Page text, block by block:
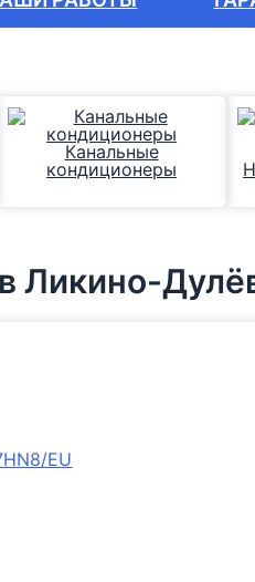
Канальные
кондиционеры
в Ликино-